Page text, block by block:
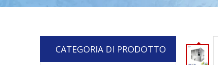
CATEGORIA DI PRODOTTO